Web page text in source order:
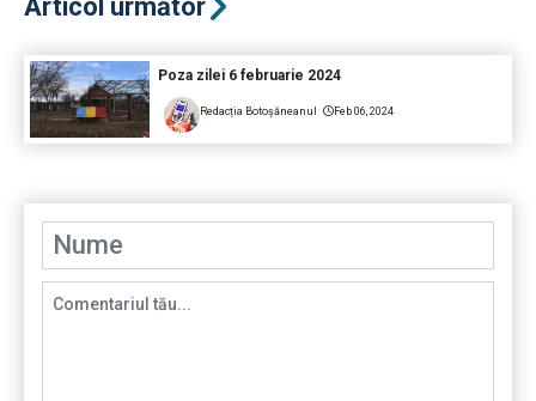
Articol următor
Poza zilei 6 februarie 2024
Redacția Botoșăneanul Feb 06, 2024